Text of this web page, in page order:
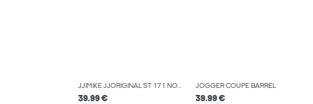
JJIMIKE JJORIGINAL ST 171 NOOS JEAN COUPE TAPERED
39.99 €
JOGGER COUPE BARREL
39.99 €